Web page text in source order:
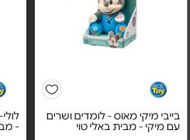
בייבי מיקי מאוס - לומדים ושרים
עם מיקי - מבית באלי טוי
-